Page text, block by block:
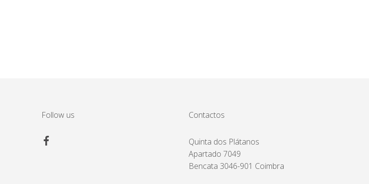
Follow us Contactos
Quinta dos Plátanos
Apartado 7049
Bencata 3046-901 Coimbra